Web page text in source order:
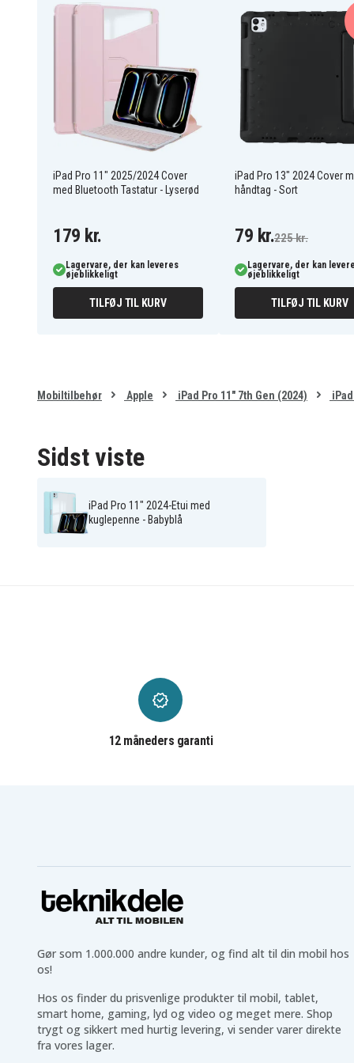
iPad Pro 11" 2025/2024 Cover
med Bluetooth Tastatur - Lyserød
179 kr.
Lagervare, der kan leveres
øjeblikkeligt
TILFØJ TIL KURV
iPad Pro 13" 2024 Cover
håndtag - Sort
79 kr.225 kr.
Lagervare, der kan
øjeblikkeligt
TILFØJ TIL KURV
Mobiltilbehør Apple iPad Pro 11" 7th Gen (2024)
Sidst viste
iPad Pro 11" 2024-Etui med
kuglepenne - Babyblå
12 måneders garanti
Gør som 1.000.000 andre kunder, og find alt til din mobil hos
os!
Hos os finder du prisvenlige produkter til mobil, tablet,
smart home, gaming, lyd og video og meget mere. Shop
trygt og sikkert med hurtig levering, vi sender varer direkte
fra vores lager.